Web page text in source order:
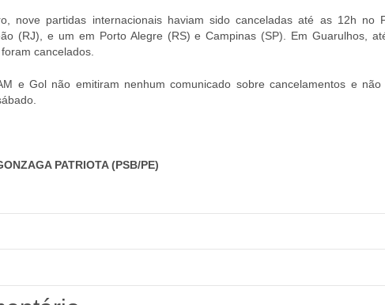
nove partidas internacionais haviam sido canceladas até as 12h no
(RJ), e um em Porto Alegre (RS) e Campinas (SP). Em Guarulhos,
cancelados.
e Gol não emitiram nenhum comunicado sobre cancelamentos e
PATRIOTA (PSB/PE)